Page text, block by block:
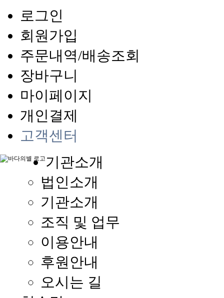
로그인
회원가입
주문내역/배송조회
장바구니
마이페이지
개인결제
고객센터
기관소개
법인소개
기관소개
조직 및 업무
이용안내
후원안내
오시는 길